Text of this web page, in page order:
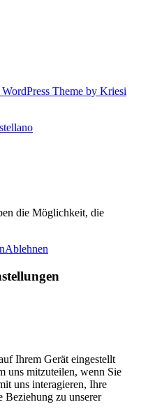
Theme by Kriesi
die Möglichkeit, die
Ablehnen
Ihrem Gerät eingestellt
uns mitzuteilen, wenn Sie
uns interagieren, Ihre
Beziehung zu unserer